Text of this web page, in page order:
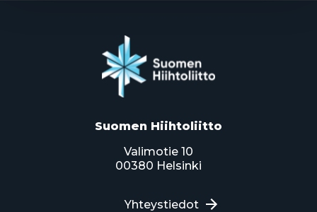
Suomen Hiihtoliitto
Valimotie 10
00380 Helsinki
Yhteystiedot